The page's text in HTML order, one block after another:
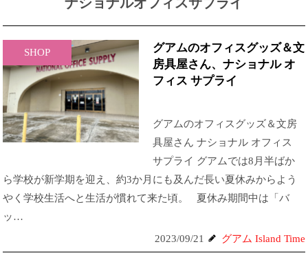
ナショナルオフィスサプライ
SHOP
グアムのオフィスグッズ＆文
房具屋さん、ナショナル オ
フィス サプライ
グアムのオフィスグッズ＆文房
具屋さん ナショナル オフィス
サプライ グアムでは8月半ばか
ら学校が新学期を迎え、約3か月にも及んだ長い夏休みからよう
やく学校生活へと生活が慣れて来た頃。 夏休み期間中は「バ
ッ…
2023/09/21
グアム Island Time